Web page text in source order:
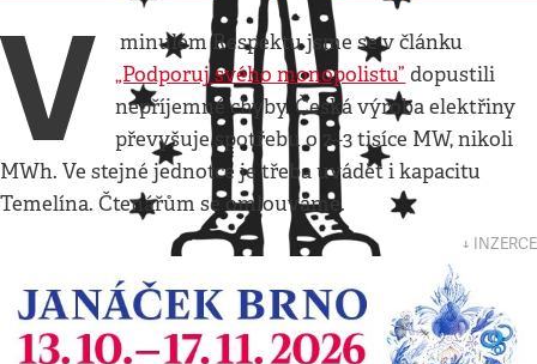
V
minulém Respektu jsme se v článku
„Podporuj svého monopolistu” dopustili
nepříjemné chyby. Česká výroba elektřiny
převyšuje spotřebu o 2–3 tisíce MW, nikoli
MWh. Ve stejné jednotce je třeba uvádět i kapacitu
Temelína. Čtenářům se omlouváme.
↓ INZERCE